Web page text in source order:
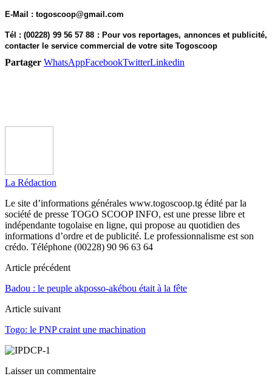
E-Mail : togoscoop@gmail.com
Tél : (00228) 99 56 57 88 : Pour vos reportages, annonces et publicité,
contacter le service commercial de votre site Togoscoop
Partager WhatsAppFacebookTwitterLinkedin
La Rédaction
Le site d’informations générales www.togoscoop.tg édité par la
société de presse TOGO SCOOP INFO, est une presse libre et
indépendante togolaise en ligne, qui propose au quotidien des
informations d’ordre et de publicité. Le professionnalisme est son
crédo. Téléphone (00228) 90 96 63 64
Article précédent
Badou : le peuple akposso-akébou était à la fête
Article suivant
Togo: le PNP craint une machination
Laisser un commentaire